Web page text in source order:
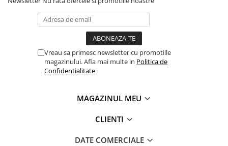
Vreau sa primesc newsletter cu promotiile
magazinului. Afla mai multe in Politica de
Confidentialitate
MAGAZINUL MEU
CLIENTI
DATE COMERCIALE